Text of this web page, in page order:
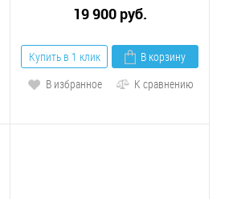
19 900 руб.
Купить в 1 клик
В корзину
В избранное
К сравнению